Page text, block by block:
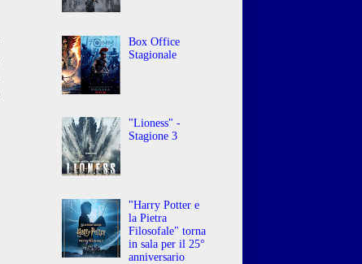
Box Office
Stagionale
"Lioness" -
Stagione 3
"Harry Potter e
la Pietra
Filosofale" torna
in sala per il 25°
anniversario